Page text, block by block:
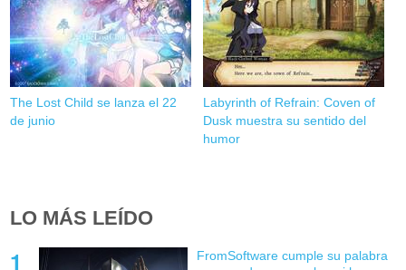
The Lost Child se lanza el 22
de junio
Labyrinth of Refrain: Coven of
Dusk muestra su sentido del
humor
LO MÁS LEÍDO
FromSoftware cumple su palabra